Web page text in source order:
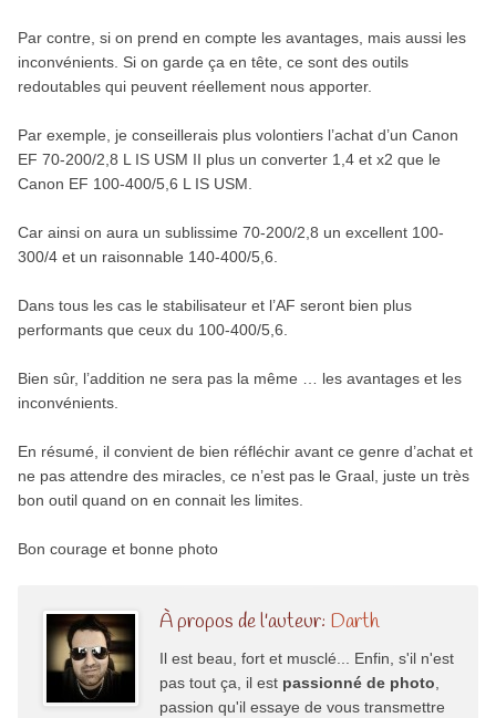
Par contre, si on prend en compte les avantages, mais aussi les
inconvénients. Si on garde ça en tête, ce sont des outils
redoutables qui peuvent réellement nous apporter.
Par exemple, je conseillerais plus volontiers l’achat d’un Canon
EF 70-200/2,8 L IS USM II plus un converter 1,4 et x2 que le
Canon EF 100-400/5,6 L IS USM.
Car ainsi on aura un sublissime 70-200/2,8 un excellent 100-
300/4 et un raisonnable 140-400/5,6.
Dans tous les cas le stabilisateur et l’AF seront bien plus
performants que ceux du 100-400/5,6.
Bien sûr, l’addition ne sera pas la même … les avantages et les
inconvénients.
En résumé, il convient de bien réfléchir avant ce genre d’achat et
ne pas attendre des miracles, ce n’est pas le Graal, juste un très
bon outil quand on en connait les limites.
Bon courage et bonne photo
À propos de l'auteur: Darth
Il est beau, fort et musclé... Enfin, s'il n'est
pas tout ça, il est passionné de photo,
passion qu'il essaye de vous transmettre